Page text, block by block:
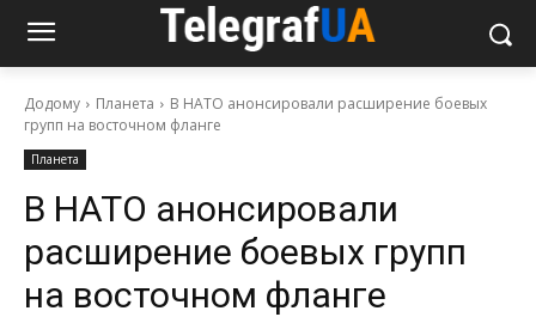
Додому Планета
В НАТО анонсировали расширение боевых
групп на восточном фланге
Планета
В НАТО анонсировали
расширение боевых групп
на восточном фланге